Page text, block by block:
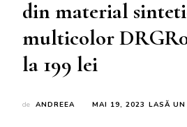
din material
multicolor
la 199 lei
de ANDREEA MAI 19, 2023 LASĂ UN